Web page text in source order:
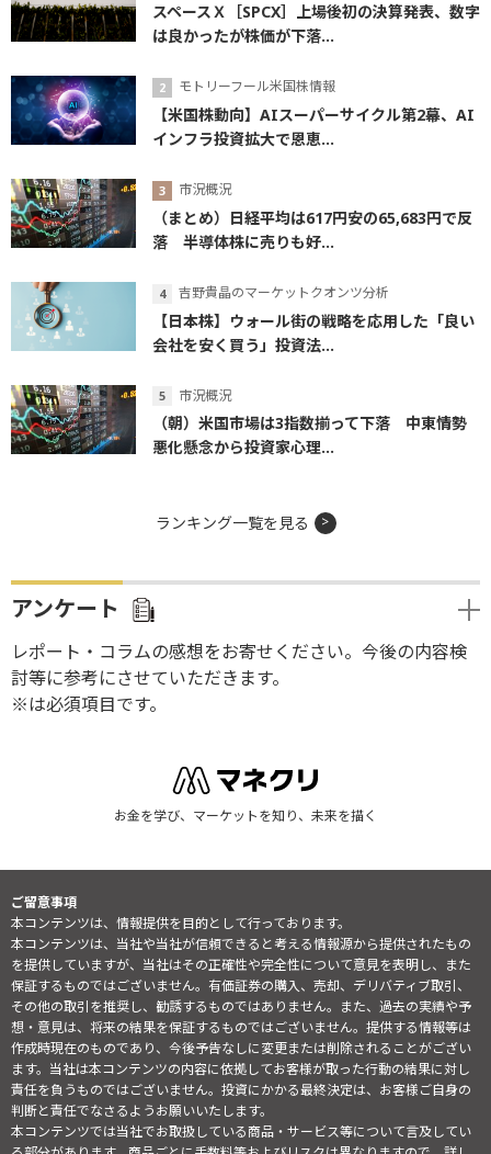
スペースＸ［SPCX］上場後初の決算発表、数字
は良かったが株価が下落...
モトリーフール米国株情報
【米国株動向】AIスーパーサイクル第2幕、AI
インフラ投資拡大で恩恵...
市況概況
（まとめ）日経平均は617円安の65,683円で反
落 半導体株に売りも好...
吉野貴晶のマーケットクオンツ分析
【日本株】ウォール街の戦略を応用した「良い
会社を安く買う」投資法...
市況概況
（朝）米国市場は3指数揃って下落 中東情勢
悪化懸念から投資家心理...
ランキング一覧を見る
アンケート
レポート・コラムの感想をお寄せください。今後の内容検
討等に参考にさせていただきます。
※は必須項目です。
お金を学び、マーケットを知り、未来を描く
ご留意事項
本コンテンツは、情報提供を目的として行っております。
本コンテンツは、当社や当社が信頼できると考える情報源から提供されたもの
を提供していますが、当社はその正確性や完全性について意見を表明し、また
保証するものではございません。有価証券の購入、売却、デリバティブ取引、
その他の取引を推奨し、勧誘するものではありません。また、過去の実績や予
想・意見は、将来の結果を保証するものではございません。提供する情報等は
作成時現在のものであり、今後予告なしに変更または削除されることがござい
ます。当社は本コンテンツの内容に依拠してお客様が取った行動の結果に対し
責任を負うものではございません。投資にかかる最終決定は、お客様ご自身の
判断と責任でなさるようお願いいたします。
本コンテンツでは当社でお取扱している商品・サービス等について言及してい